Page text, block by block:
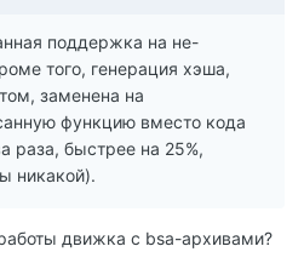
поддержка на не-
того, генерация хэша,
заменена на
функцию вместо кода
раза, быстрее на 25%,
никакой).
движка с bsa-архивами?